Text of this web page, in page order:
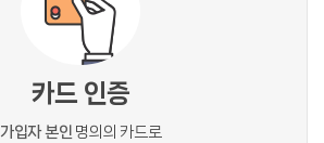
카드 인증
가입자 본인 명의의 카드로